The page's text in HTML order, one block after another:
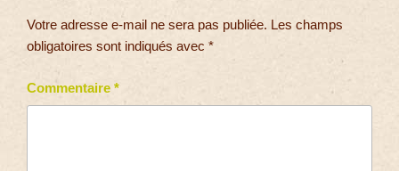
Votre adresse e-mail ne sera pas publiée. Les champs
obligatoires sont indiqués avec *
Commentaire *